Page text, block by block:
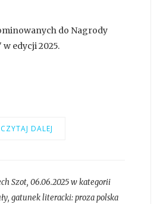
do Nagrody
edycji 2025.
CZYTAJ DALEJ
Szot, 06.06.2025 w kategorii
, gatunek literacki:proza polska